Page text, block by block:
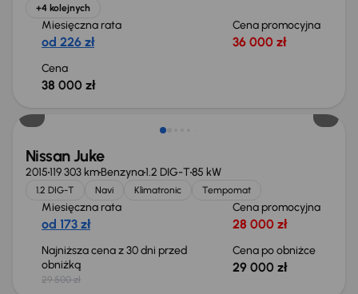
+4 kolejnych
Miesięczna rata
od 226 zł
Cena promocyjna
36 000 zł
Cena
38 000 zł
Taniej o 500 zł
Nissan Juke
2015119 303 kmBenzyna1.2 DIG-T85 kW
1.2 DIG-T Navi Klimatronic Tempomat
Miesięczna rata
od 173 zł
Cena promocyjna
28 000 zł
Najniższa cena z 30 dni przed
obniżką
29 500 zł
Cena po obniżce
29 000 zł
Taniej o 4 000 zł